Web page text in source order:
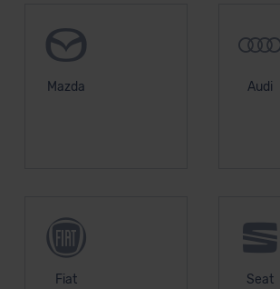
Mazda Audi
Fiat Seat